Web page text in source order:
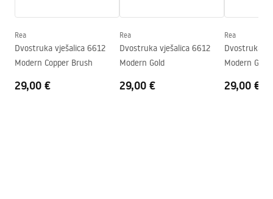
Dubina
50mm
Serija
Jamstvo
24 mjeseca
Rea
Dvostruka vješalica 6612
Modern Copper Brush
29,00 €
Rea
Dvostruka vješalica 6612
Modern Gold
29,00 €
Rea
Dvostruka
Modern Gold
29,00 €